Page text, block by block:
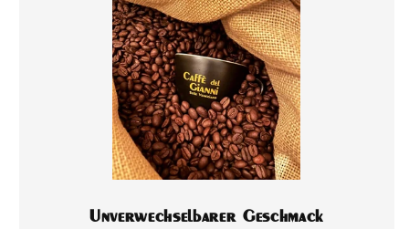
Unverwechselbarer Geschmack